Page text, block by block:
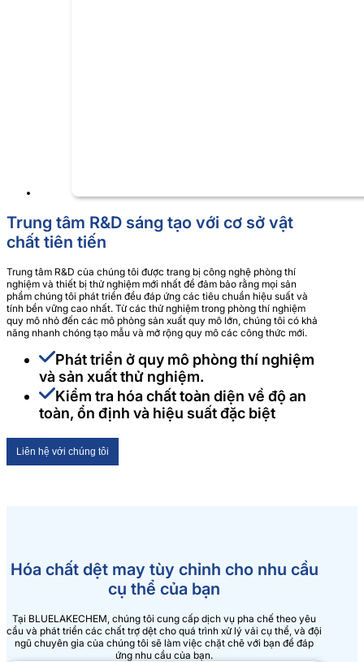
Trung tâm R&D sáng tạo với cơ sở vật
chất tiên tiến
Trung tâm R&D của chúng tôi được trang bị công nghệ phòng thí
nghiệm và thiết bị thử nghiệm mới nhất để đảm bảo rằng mọi sản
phẩm chúng tôi phát triển đều đáp ứng các tiêu chuẩn hiệu suất và
tính bền vững cao nhất. Từ các thử nghiệm trong phòng thí nghiệm
quy mô nhỏ đến các mô phỏng sản xuất quy mô lớn, chúng tôi có khả
năng nhanh chóng tạo mẫu và mở rộng quy mô các công thức mới.
Phát triển ở quy mô phòng thí nghiệm
và sản xuất thử nghiệm.
Kiểm tra hóa chất toàn diện về độ an
toàn, ổn định và hiệu suất đặc biệt
Liên hệ với chúng tôi
Hóa chất dệt may tùy chỉnh cho nhu cầu
cụ thể của bạn
Tại BLUELAKECHEM, chúng tôi cung cấp dịch vụ pha chế theo yêu
cầu và phát triển các chất trợ dệt cho quá trình xử lý vải cụ thể, và đội
ngũ chuyên gia của chúng tôi sẽ làm việc chặt chẽ với bạn để đáp
ứng nhu cầu của bạn.